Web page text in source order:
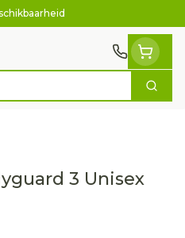
Zoek
3 Unisex